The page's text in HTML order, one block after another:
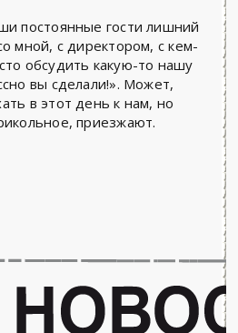
постоянные гости лишний
мной, с директором, с кем-
обсудить какую-то нашу
вы сделали!». Может,
в этот день к нам, но
приезжают.